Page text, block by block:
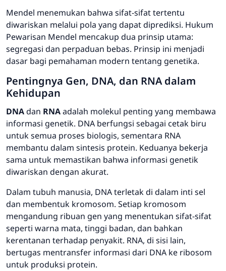
Mendel menemukan bahwa sifat-sifat tertentu
diwariskan melalui pola yang dapat diprediksi. Hukum
Pewarisan Mendel mencakup dua prinsip utama:
segregasi dan perpaduan bebas. Prinsip ini menjadi
dasar bagi pemahaman modern tentang genetika.
Pentingnya Gen, DNA, dan RNA dalam
Kehidupan
DNAdan RNAadalah molekul penting yang membawa
informasi genetik. DNA berfungsi sebagai cetak biru
untuk semua proses biologis, sementara RNA
membantu dalam sintesis protein. Keduanya bekerja
sama untuk memastikan bahwa informasi genetik
diwariskan dengan akurat.
Dalam tubuh manusia, DNA terletak di dalam inti sel
dan membentuk kromosom. Setiap kromosom
mengandung ribuan gen yang menentukan sifat-sifat
seperti warna mata, tinggi badan, dan bahkan
kerentanan terhadap penyakit. RNA, di sisi lain,
bertugas mentransfer informasi dari DNA ke ribosom
untuk produksi protein.